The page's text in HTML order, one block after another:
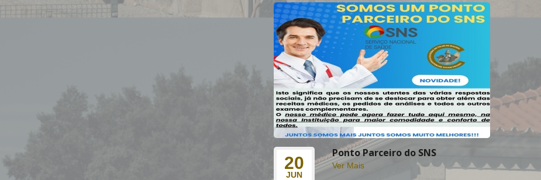
20
JUN
Ponto Parceiro do SNS
Ver Mais